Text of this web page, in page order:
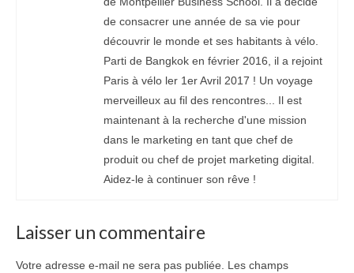
de consacrer une année de sa vie pour
découvrir le monde et ses habitants à vélo.
Parti de Bangkok en février 2016, il a rejoint
Paris à vélo ler 1er Avril 2017 ! Un voyage
merveilleux au fil des rencontres... Il est
maintenant à la recherche d'une mission
dans le marketing en tant que chef de
produit ou chef de projet marketing digital.
Aidez-le à continuer son rêve !
Laisser un commentaire
Votre adresse e-mail ne sera pas publiée.
Les champs